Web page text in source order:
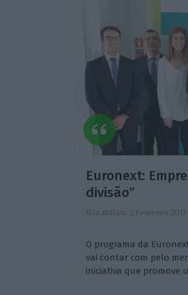
Euronext:
divisão”
Rita Atalaia, 2 Fevereiro 2017
O programa da
vai contar com pelo
iniciativa que promove